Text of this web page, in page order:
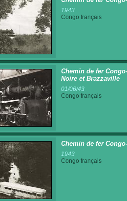
1943
Congo français
Chemin de fer
Noire et Brazzaville
01/06/43
Congo français
Chemin de fer
1943
Congo français